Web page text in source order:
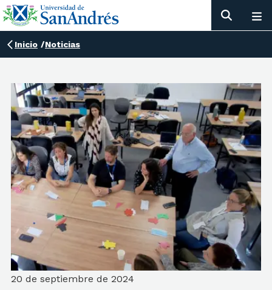
Inicio /Noticias
20 de septiembre de 2024